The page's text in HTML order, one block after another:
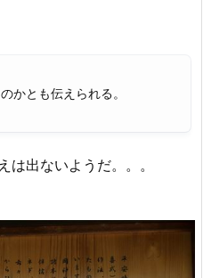
かとも伝えられる。
は出ないようだ。。。